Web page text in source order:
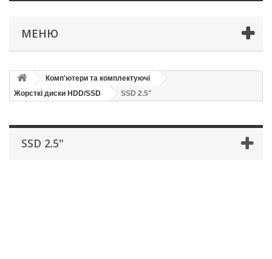
МЕНЮ
Комп'ютери та комплектуючі
Жорсткі диски HDD/SSD
SSD 2.5"
SSD 2.5"